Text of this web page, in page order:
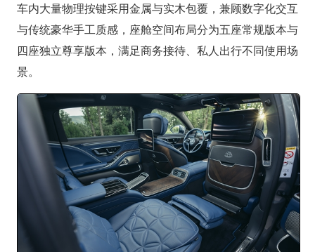
车内大量物理按键采用金属与实木包覆，兼顾数字化交互
与传统豪华手工质感，座舱空间布局分为五座常规版本与
四座独立尊享版本，满足商务接待、私人出行不同使用场
景。